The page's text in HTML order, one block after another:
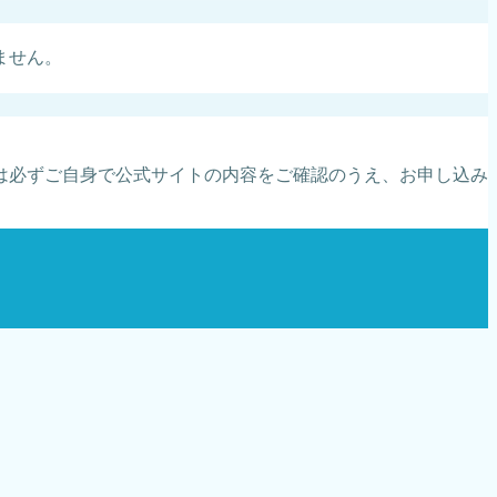
ん。
ずご自身で公式サイトの内容をご確認のうえ、お申し込み